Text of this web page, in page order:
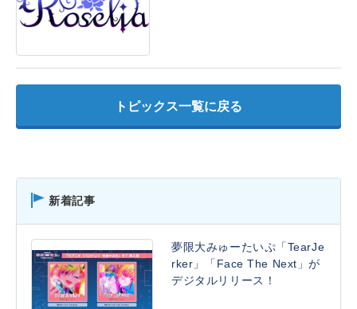
トピックス一覧に戻る
新着記事
夢限大みゅーたいぷ「TearJe
rker」「Face The Next」が
デジタルリリース！